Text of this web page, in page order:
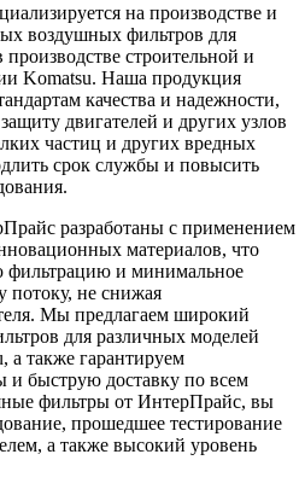
на производстве и
воздушных фильтров для
строительной и
Komatsu. Наша продукция
качества и надежности,
двигателей и других узлов
частиц и других вредных
срок службы и повысить
разработаны с применением
материалов, что
фильтрацию и минимальное
потоку, не снижая
Мы предлагаем широкий
для различных моделей
а также гарантируем
и быструю доставку по всем
фильтры от ИнтерПрайс, вы
прошедшее тестирование
а также высокий уровень